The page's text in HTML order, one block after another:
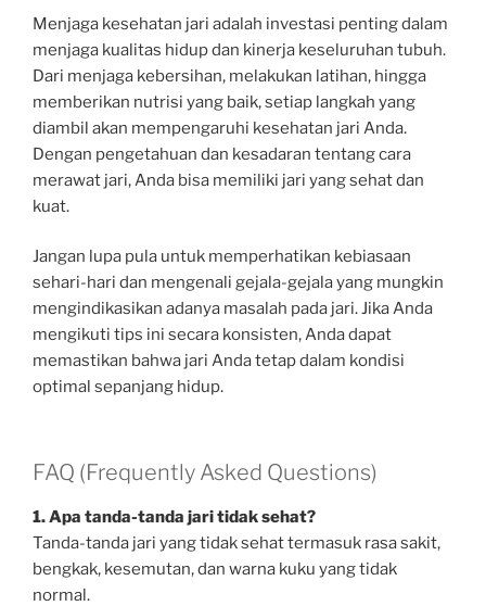
Menjaga kesehatan jari adalah investasi penting dalam
menjaga kualitas hidup dan kinerja keseluruhan tubuh.
Dari menjaga kebersihan, melakukan latihan, hingga
memberikan nutrisi yang baik, setiap langkah yang
diambil akan mempengaruhi kesehatan jari Anda.
Dengan pengetahuan dan kesadaran tentang cara
merawat jari, Anda bisa memiliki jari yang sehat dan
kuat.
Jangan lupa pula untuk memperhatikan kebiasaan
sehari-hari dan mengenali gejala-gejala yang mungkin
mengindikasikan adanya masalah pada jari. Jika Anda
mengikuti tips ini secara konsisten, Anda dapat
memastikan bahwa jari Anda tetap dalam kondisi
optimal sepanjang hidup.
FAQ (Frequently Asked Questions)
1. Apa tanda-tanda jari tidak sehat?
Tanda-tanda jari yang tidak sehat termasuk rasa sakit,
bengkak, kesemutan, dan warna kuku yang tidak
normal.